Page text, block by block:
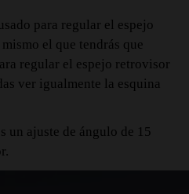
para regular el espejo
el que tendrás que
regular el espejo retrovisor
ver igualmente la esquina
un ajuste de ángulo de 15